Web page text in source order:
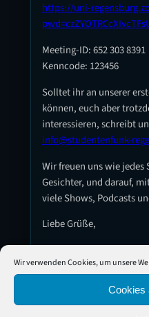
Wir verwenden Cookies, um unsere
Cookies
https://uni-
Meeting-ID: 652 303 8391
Kenncode: 123456
Solltet ihr an unserer
können, euch aber
interessieren, schreibt
info@studentenfunk-
Wir freuen uns wie jedes
Gesichter, und darauf,
viele Shows, Podcasts
Liebe Grüße,